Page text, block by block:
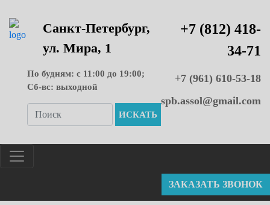
Санкт-Петербург,
ул. Мира, 1
По будням: с 11:00 до 19:00;
Сб-вс: выходной
ИСКАТЬ
+7 (812) 418-
34-71
+7 (961) 610-53-18
spb.assol@gmail.com